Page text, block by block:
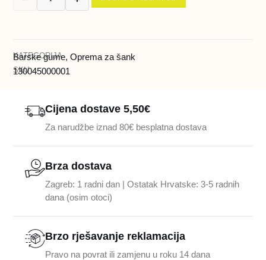
KATEGORIJA
Barske gume,Oprema za šank
SKU
130045000001
Cijena dostave 5,50€
Za narudžbe iznad 80€ besplatna dostava
Brza dostava
Zagreb: 1 radni dan | Ostatak Hrvatske: 3-5 radnih
dana (osim otoci)
Brzo rješavanje reklamacija
Pravo na povrat ili zamjenu u roku 14 dana